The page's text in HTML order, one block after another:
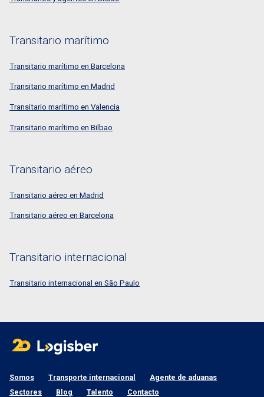
Transitario marítimo
Transitario marítimo en Barcelona
Transitario marítimo en Madrid
Transitario marítimo en Valencia
Transitario marítimo en Bilbao
Transitario aéreo
Transitario aéreo en Madrid
Transitario aéreo en Barcelona
Transitario internacional
Transitario internacional en São Paulo
Somos Transporte internacional
Agente de aduanas
Sectores
Blog Talento Contacto